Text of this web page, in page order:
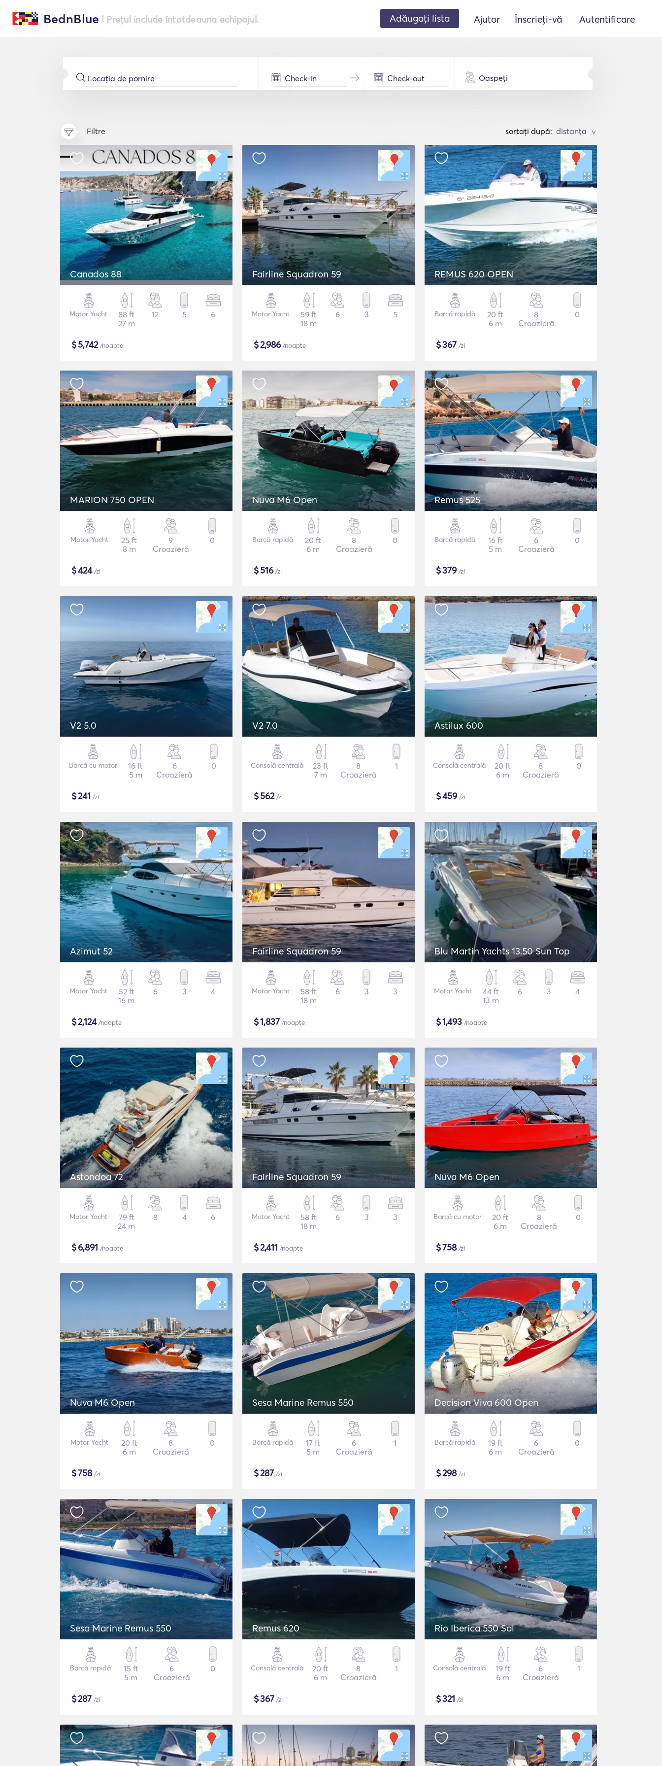
BednBlue | Prețul include întotdeauna echipajul. Adăugați lista Ajutor Înscrieți-vă Autentificare
Oaspeți
Filtre sortați după: >
Canados 88
Motor Yacht
88 ft
27 m
12 5 6
$5,742/noapte
Fairline Squadron 59
Motor Yacht
59 ft
18 m
6 3 5
$2,986/noapte
REMUS 620 OPEN
Barcă rapidă
20 ft
6 m
8
Croazieră
0
$367 /zi
MARION 750 OPEN
Motor Yacht
25 ft
8 m
9
Croazieră
0
$424/zi
Nuva M6 Open
Barcă rapidă
20 ft
6 m
8
Croazieră
0
$516/zi
Remus 525
Barcă rapidă
16 ft
5 m
6
Croazieră
0
$379/zi
V2 5.0
Barcă cu motor
16 ft
5 m
6
Croazieră
0
$241 /zi
V2 7.0
Consolă centrală
23 ft
7 m
8
Croazieră
1
$562/zi
Astilux 600
Consolă centrală
20 ft
6 m
8
Croazieră
0
$459/zi
Azimut 52
Motor Yacht
52 ft
16 m
6 3 4
$2,124/noapte
Fairline Squadron 59
Motor Yacht
58 ft
18 m
6 3 3
$1,837 /noapte
Blu Martin Yachts 13.50 Sun Top
Motor Yacht
44 ft
13 m
6 3 4
$1,493 /noapte
Astondoa 72
Motor Yacht
79 ft
24 m
8 4 6
$6,891 /noapte
Fairline Squadron 59
Motor Yacht
58 ft
18 m
6 3 3
$2,411 /noapte
Nuva M6 Open
Barcă cu motor
20 ft
6 m
8
Croazieră
0
$758/zi
Nuva M6 Open
Motor Yacht
20 ft
6 m
8
Croazieră
0
$758/zi
Sesa Marine Remus 550
Barcă rapidă
17 ft
5 m
6
Croazieră
1
$287 /zi
Decision Viva 600 Open
Barcă rapidă
19 ft
6 m
6
Croazieră
0
$298/zi
Sesa Marine Remus 550
Barcă rapidă
15 ft
5 m
6
Croazieră
0
$287 /zi
Remus 620
Consolă centrală
20 ft
6 m
8
Croazieră
1
$367 /zi
Rio Iberica 550 Sol
Consolă centrală
19 ft
6 m
6
Croazieră
1
$321 /zi